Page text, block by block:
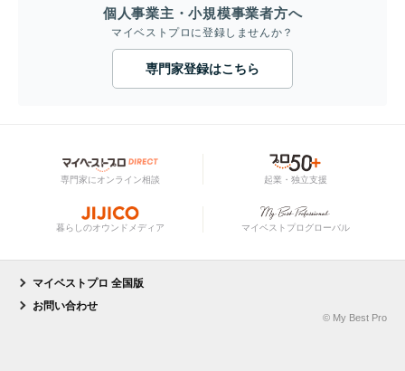
個人事業主・小規模事業者方へ
マイベストプロに登録しませんか？
専門家登録はこちら
専門家にオンライン相談 起業・独立支援
暮らしのオウンドメディア マイベストプログローバル
マイベストプロ 全国版
お問い合わせ
© My Best Pro